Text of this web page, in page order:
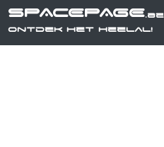
SPACEPAGE.be
Ontdek het heelal!